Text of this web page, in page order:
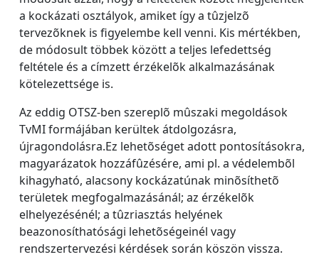
a kockázati osztályok, amiket így a tûzjelzõ
tervezõknek is figyelembe kell venni. Kis mértékben,
de módosult többek között a teljes lefedettség
feltétele és a címzett érzékelõk alkalmazásának
kötelezettsége is.
Az eddig OTSZ-ben szereplõ mûszaki megoldások
TvMI formájában kerültek átdolgozásra,
újragondolásra.Ez lehetõséget adott pontosításokra,
magyarázatok hozzáfûzésére, ami pl. a védelembõl
kihagyható, alacsony kockázatúnak minõsíthetõ
területek megfogalmazásánál; az érzékelõk
elhelyezésénél; a tûzriasztás helyének
beazonosíthatósági lehetõségeinél vagy
rendszertervezési kérdések során köszön vissza.